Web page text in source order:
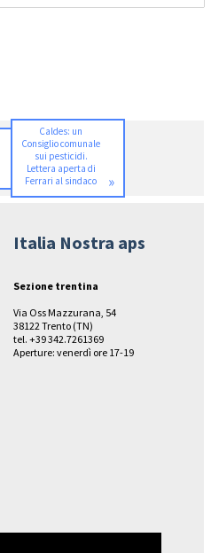
Caldes: un
Consiglio comunale
sui pesticidi.
Lettera aperta di
Ferrari al sindaco
»
Italia Nostra aps
Sezione trentina
Via Oss Mazzurana, 54
38122 Trento (TN)
tel. +39 342.7261369
Aperture: venerdì ore 17-19